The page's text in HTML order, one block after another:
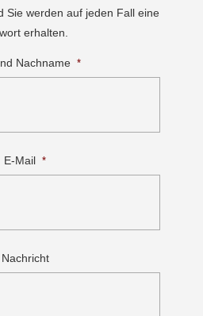
Sie werden auf jeden Fall eine
erhalten.
Nachname *
E-Mail *
Nachricht